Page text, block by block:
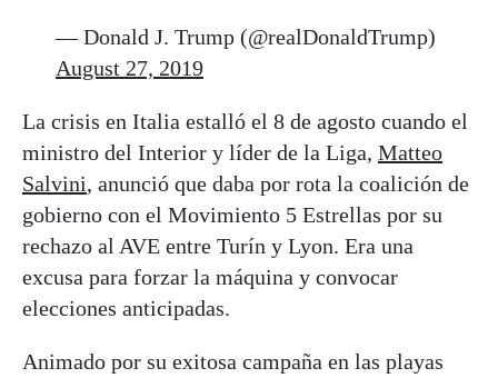
— Donald J. Trump (@realDonaldTrump)
August 27, 2019
La crisis en Italia estalló el 8 de agosto cuando el
ministro del Interior y líder de la Liga, Matteo
Salvini, anunció que daba por rota la coalición de
gobierno con el Movimiento 5 Estrellas por su
rechazo al AVE entre Turín y Lyon. Era una
excusa para forzar la máquina y convocar
elecciones anticipadas.
Animado por su exitosa campaña en las playas